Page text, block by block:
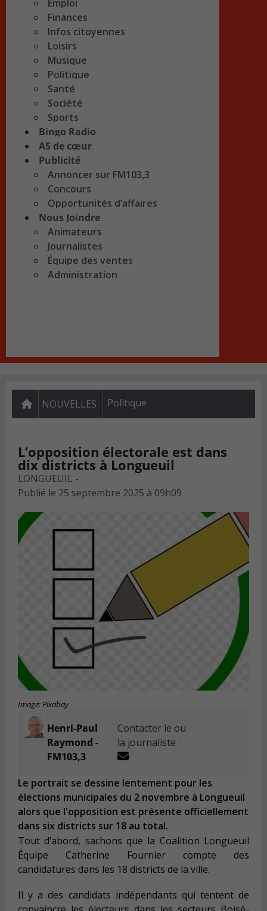
Emploi
Finances
Infos citoyennes
Loisirs
Musique
Politique
Santé
Société
Sports
Bingo Radio
AS de cœur
Publicité
Annoncer sur FM103,3
Concours
Opportunités d’affaires
Nous Joindre
Animateurs
Journalistes
Équipe des ventes
Administration
NOUVELLES Politique
L’opposition électorale est dans
dix districts à Longueuil
LONGUEUIL -
Publié le 25 septembre 2025 à 09h09
Image: Pixabay
Henri-Paul
Raymond -
FM103,3
Contacter le ou
la journaliste :
Le portrait se dessine lentement pour les
élections municipales du 2 novembre à Longueuil
alors que l'opposition est présente officiellement
dans six districts sur 18 au total.
Tout d’abord, sachons que la Coalition Longueuil
Équipe Catherine Fournier compte des
candidatures dans les 18 districts de la ville.
Il y a des candidats indépendants qui tentent de